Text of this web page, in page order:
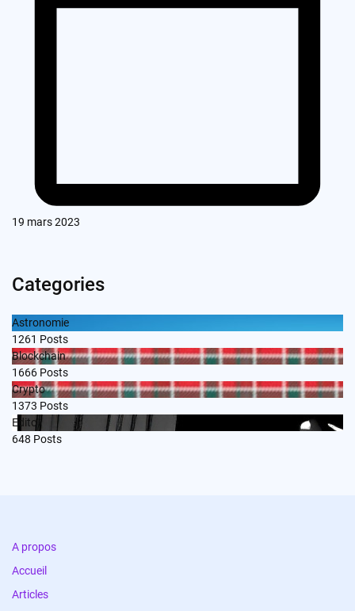
19 mars 2023
Categories
Astronomie
1261 Posts
Blockchain
1666 Posts
Crypto
1373 Posts
Edito
648 Posts
A propos
Accueil
Articles